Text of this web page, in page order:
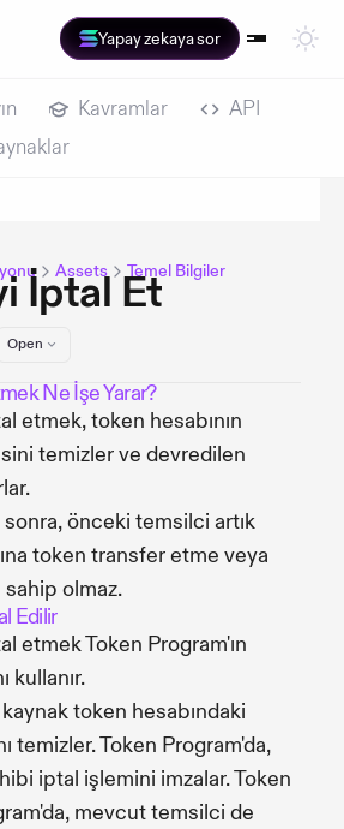
Yapay zekaya sor
Kavramlar
API
Assets Temel Bilgiler
İptal Et
Open
Ne İşe Yarar?
etmek, token hesabının
temizler ve devredilen
önceki temsilci artık
token transfer etme veya
olmaz.
Edilir
etmek Token Program'ın
kullanır.
token hesabındaki
temizler. Token Program'da,
iptal işlemini imzalar. Token
mevcut temsilci de